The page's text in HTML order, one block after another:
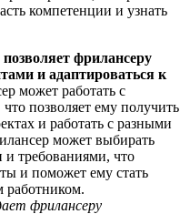
компетенции и узнать
фрилансеру
и адаптироваться к
может работать с
позволяет ему получить
и работать с разными
может выбирать
требованиями, что
и поможет ему стать
работником.
фрилансеру